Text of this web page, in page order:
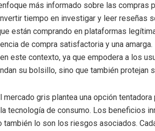
más informado sobre las compras
tiempo en investigar y leer reseñas
están comprando en plataformas
de compra satisfactoria y una
este contexto, ya que empodera a los
su bolsillo, sino que también protejan
mercado gris plantea una opción
tecnología de consumo. Los beneficios
también lo son los riesgos asociados.